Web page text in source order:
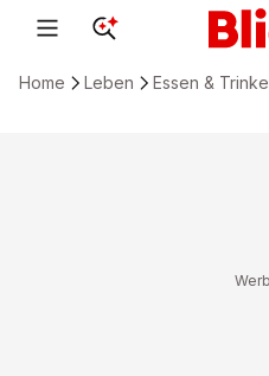
Home Leben Essen &